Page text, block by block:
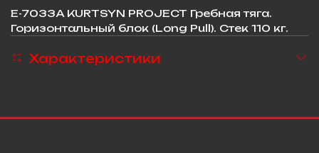
E-7033A KURTSYN PROJECT Гребная тяга.
Горизонтальный блок (Long Pull). Стек 110 кг.
Характеристики